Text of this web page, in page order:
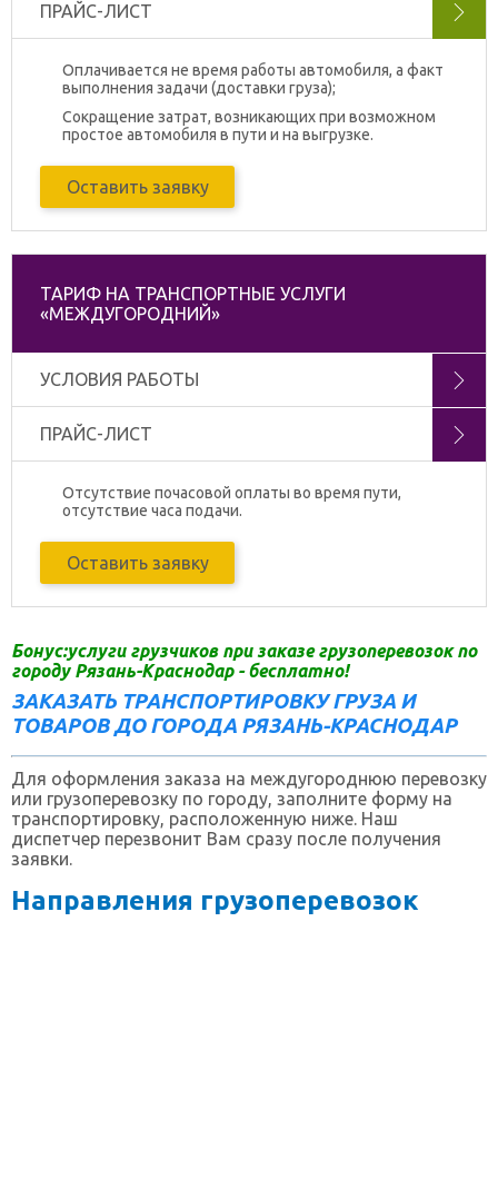
ПРАЙС-ЛИСТ
Оплачивается не время работы автомобиля, а факт
выполнения задачи (доставки груза);
Сокращение затрат, возникающих при возможном
простое автомобиля в пути и на выгрузке.
Оставить заявку
ТАРИФ НА ТРАНСПОРТНЫЕ УСЛУГИ
«МЕЖДУГОРОДНИЙ»
УСЛОВИЯ РАБОТЫ
ПРАЙС-ЛИСТ
Отсутствие почасовой оплаты во время пути,
отсутствие часа подачи.
Оставить заявку
Бонус:услуги грузчиков при заказе грузоперевозок по
городу Рязань-Краснодар - бесплатно!
ЗАКАЗАТЬ ТРАНСПОРТИРОВКУ ГРУЗА И
ТОВАРОВ ДО ГОРОДА РЯЗАНЬ-КРАСНОДАР
Для оформления заказа на междугороднюю перевозку
или грузоперевозку по городу, заполните форму на
транспортировку, расположенную ниже. Наш
диспетчер перезвонит Вам сразу после получения
заявки.
Направления грузоперевозок